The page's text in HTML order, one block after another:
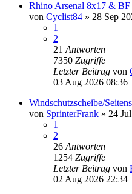
Rhino Arsenal 8x17 &
von Cyclist84 » 28 Sep
1
2
21 Antworten
7350 Zugriffe
Letzter Beitrag von
03 Aug 2026 08:36
Windschutzscheibe/
von SprinterFrank » 24
1
2
26 Antworten
1254 Zugriffe
Letzter Beitrag von
02 Aug 2026 22:34